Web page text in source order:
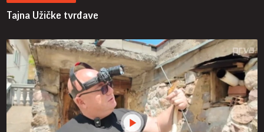
Tajna Užičke tvrđave